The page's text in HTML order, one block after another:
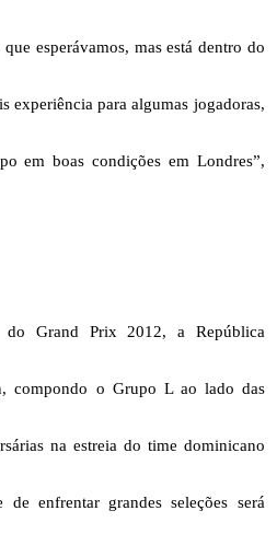
esperávamos, mas está dentro do
experiência para algumas jogadoras,
em boas condições em Londres”,
Grand Prix 2012, a República
compondo o Grupo L ao lado das
na estreia do time dominicano
enfrentar grandes seleções será